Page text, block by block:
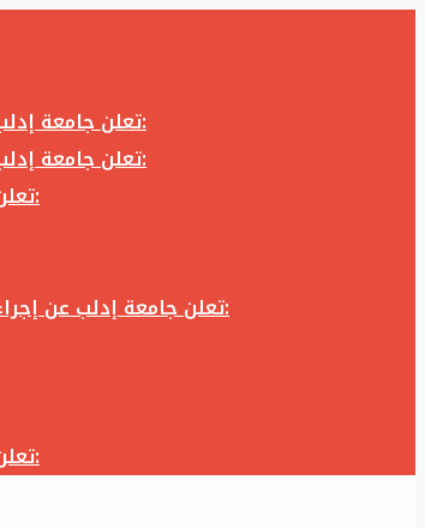
تعلن جامعة إدلب عن إجراء مناقصة (بالظرف المختوم) لشراء وتوريد كاميرا تصوير وعدسة كاميرا لزوم المكتب الإعلامي في جامعة إدلب وفق الآتي:
تعلن جامعة إدلب عن إجراء مناقصة (بالظرف المختوم) لشراء وتوريد كاميرا تصوير وعدسة كاميرا لزوم المكتب الإعلامي في جامعة إدلب وفق الآتي:
تعلن جامعة إدلب عن إجراء مناقصة (بالظرف المختوم) لأعمال تجهيز مخبر الدراسات العليا في كلية العلوم في جامعة ادلب وفق الآتي:
تعلن جامعة إدلب عن إجراء مناقصة (بالظرف المختوم) لشراء وتوريد زجاجيات ومواد مخبرية لزوم مخابر جامعة إدلب وفق الكميات والمواصفات المحددة أدناه:
تعلن جامعة إدلب عن إجراء مناقصة (بالظرف المختوم) لأعمال تجهيز مخبر الدراسات العليا في كلية العلوم في جامعة ادلب وفق الآتي: